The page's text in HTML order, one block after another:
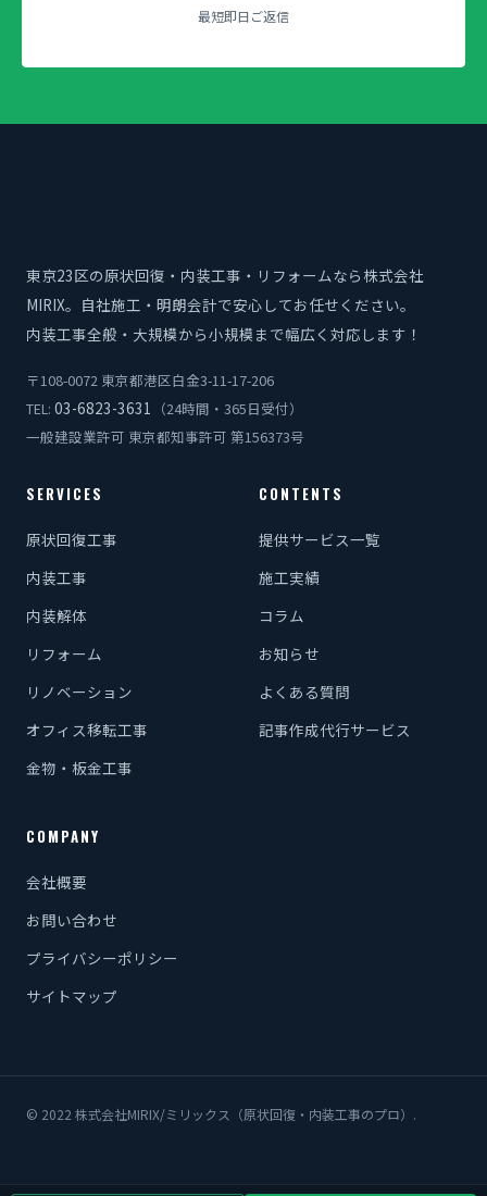
最短即日ご返信
東京23区の原状回復・内装工事・リフォームなら株式会社
MIRIX。自社施工・明朗会計で安心してお任せください。
内装工事全般・大規模から小規模まで幅広く対応します！
〒108-0072 東京都港区白金3-11-17-206
TEL: 03-6823-3631
（24時間・365日受付）
一般建設業許可 東京都知事許可 第156373号
SERVICES
原状回復工事
内装工事
内装解体
リフォーム
リノベーション
オフィス移転工事
金物・板金工事
CONTENTS
提供サービス一覧
施工実績
コラム
お知らせ
よくある質問
記事作成代行サービス
COMPANY
会社概要
お問い合わせ
プライバシーポリシー
サイトマップ
© 2022 株式会社MIRIX/ミリックス（原状回復・内装工事のプロ）.